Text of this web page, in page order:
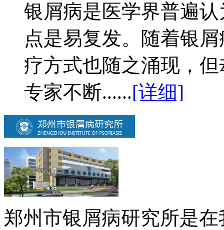
银屑病是医学界普遍
点是易复发。随着银
疗方式也随之涌现，
专家不断......[详细]
郑州市银屑病研究所是